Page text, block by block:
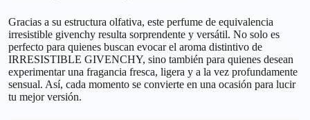
Gracias a su estructura olfativa, este perfume de equivalencia
irresistible givenchy resulta sorprendente y versátil. No solo es
perfecto para quienes buscan evocar el aroma distintivo de
IRRESISTIBLE GIVENCHY, sino también para quienes desean
experimentar una fragancia fresca, ligera y a la vez profundamente
sensual. Así, cada momento se convierte en una ocasión para lucir
tu mejor versión.